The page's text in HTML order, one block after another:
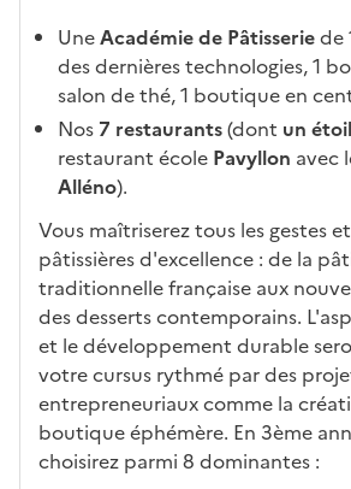
UneAcadémie de Pâtisseriede
des dernières technologies, 1
salon de thé, 1 boutique en
Nos 7 restaurants(dont un
restaurant école Pavyllon avec
Alléno).
Vous maîtriserez tous les gestes
pâtissières d'excellence : de la
traditionnelle française aux
des desserts contemporains.
et le développement durable
votre cursus rythmé par des
entrepreneuriaux comme la
boutique éphémère. En 3ème
choisirez parmi 8 dominantes :